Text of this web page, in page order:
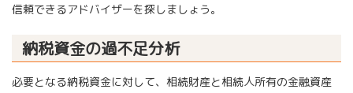
信頼できるアドバイザーを探しましょう。
納税資金の過不足分析
必要となる納税資金に対して、相続財産と相続人所有の金融資産